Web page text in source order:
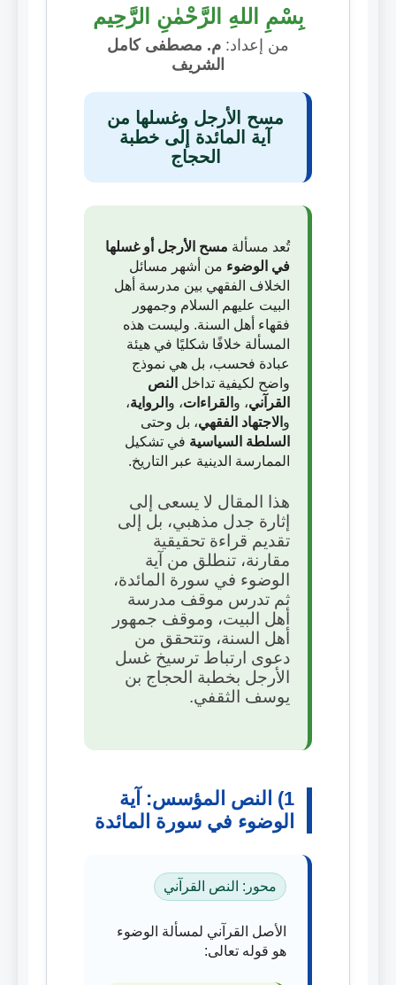
بِسْمِ اللهِ الرَّحْمٰنِ الرَّحِيم
من إعداد: م. مصطفى كامل
الشريف
مسح الأرجل وغسلها من
آية المائدة إلى خطبة
الحجاج
تُعد مسألة مسح الأرجل أو غسلها
في الوضوء من أشهر مسائل
الخلاف الفقهي بين مدرسة أهل
البيت عليهم السلام وجمهور
فقهاء أهل السنة. وليست هذه
المسألة خلافًا شكليًا في هيئة
عبادة فحسب، بل هي نموذج
واضح لكيفية تداخل النص
القرآني، و القراءات، و الرواية،
و الاجتهاد الفقهي، بل وحتى
السلطة السياسية في تشكيل
الممارسة الدينية عبر التاريخ.
هذا المقال لا يسعى إلى
إثارة جدل مذهبي، بل إلى
تقديم قراءة تحقيقية
مقارنة، تنطلق من آية
الوضوء في سورة المائدة،
ثم تدرس موقف مدرسة
أهل البيت، وموقف جمهور
أهل السنة، وتتحقق من
دعوى ارتباط ترسيخ غسل
الأرجل بخطبة الحجاج بن
يوسف الثقفي.
1) النص المؤسس: آية
الوضوء في سورة المائدة
محور: النص القرآني
الأصل القرآني لمسألة الوضوء
هو قوله تعالى: